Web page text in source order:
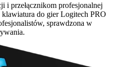
i przełącznikom profesjonalnej
do gier Logitech PRO
sprawdzona w